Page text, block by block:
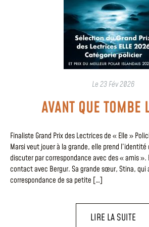
Le23 Fév 2026
AVANT QUE TOMBE
Finaliste Grand Prix des Lectrices de « Elle »
Marsi veut jouer à la grande, elle prend
discuter par correspondance avec des « amis
contact avec Bergur. Sa grande sœur, Stina, qui
correspondance de sa petite […]
LIRE LA SUITE